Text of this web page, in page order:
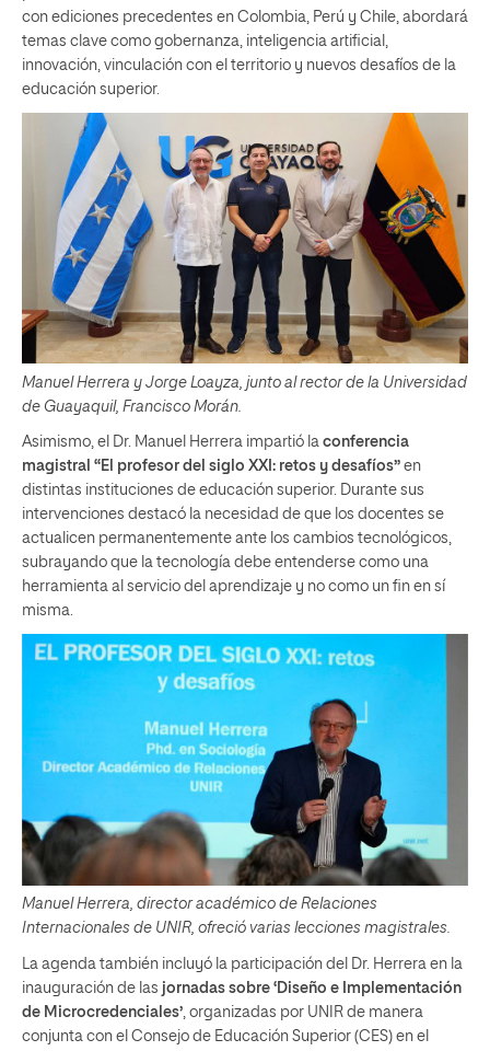
con ediciones precedentes en Colombia, Perú y Chile, abordará
temas clave como gobernanza, inteligencia artificial,
innovación, vinculación con el territorio y nuevos desafíos de la
educación superior.
Manuel Herrera y Jorge Loayza, junto al rector de la Universidad
de Guayaquil, Francisco Morán.
Asimismo, el Dr. Manuel Herrera impartió la conferencia
magistral “El profesor del siglo XXI: retos y desafíos” en
distintas instituciones de educación superior. Durante sus
intervenciones destacó la necesidad de que los docentes se
actualicen permanentemente ante los cambios tecnológicos,
subrayando que la tecnología debe entenderse como una
herramienta al servicio del aprendizaje y no como un fin en sí
misma.
Manuel Herrera, director académico de Relaciones
Internacionales de UNIR, ofreció varias lecciones magistrales.
La agenda también incluyó la participación del Dr. Herrera en la
inauguración de las jornadas sobre ‘Diseño e Implementación
de Microcredenciales’ , organizadas por UNIR de manera
conjunta con el Consejo de Educación Superior (CES) en el